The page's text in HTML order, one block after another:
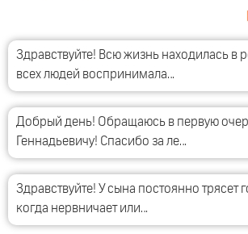
Здравствуйте! Всю жизнь находилась в
всех людей воспринимала…
Добрый день! Обращаюсь в первую
Геннадьевичу! Спасибо за ле…
Здравствуйте! У сына постоянно трясет
когда нервничает или…